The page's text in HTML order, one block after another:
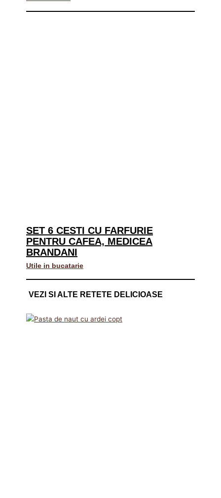
SET 6 CESTI CU FARFURIE
PENTRU CAFEA, MEDICEA
BRANDANI
Utile in bucatarie
VEZI SI ALTE RETETE DELICIOASE